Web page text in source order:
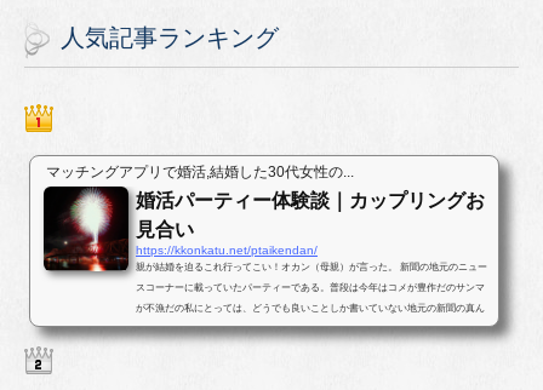
人気記事ランキング
マッチングアプリで婚活,結婚した30代女性の...
婚活パーティー体験談｜カップリングお
見合い
https://kkonkatu.net/ptaikendan/
親が結婚を迫るこれ行ってこい！オカン（母親）が言った。 新聞の地元のニュー
スコーナーに載っていたパーティーである。普段は今年はコメが豊作だのサンマ
が不漁だの私にとっては、どうでも良いことしか書いていない地元の新聞の真ん
中ほどのページに婚活パー...